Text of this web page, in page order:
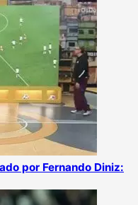
por Fernando Diniz: